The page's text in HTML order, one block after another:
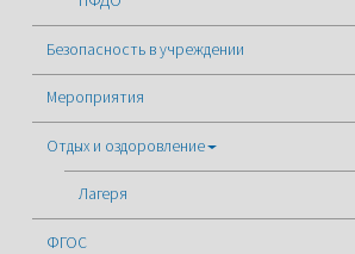
Безопасность в учреждении
Мероприятия
Отдых и оздоровление
Лагеря
ФГОС